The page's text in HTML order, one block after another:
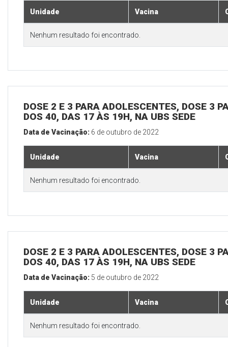
Unidade Vacina
Nenhum resultado foi encontrado.
DOSE 2 E 3 PARA ADOLESCENTES, DOSE 3
DOS 40, DAS 17 ÀS 19H, NA UBS SEDE
Data de Vacinação: 6 de outubro de 2022
Unidade Vacina
Nenhum resultado foi encontrado.
DOSE 2 E 3 PARA ADOLESCENTES, DOSE 3
DOS 40, DAS 17 ÀS 19H, NA UBS SEDE
Data de Vacinação: 5 de outubro de 2022
Unidade Vacina
Nenhum resultado foi encontrado.